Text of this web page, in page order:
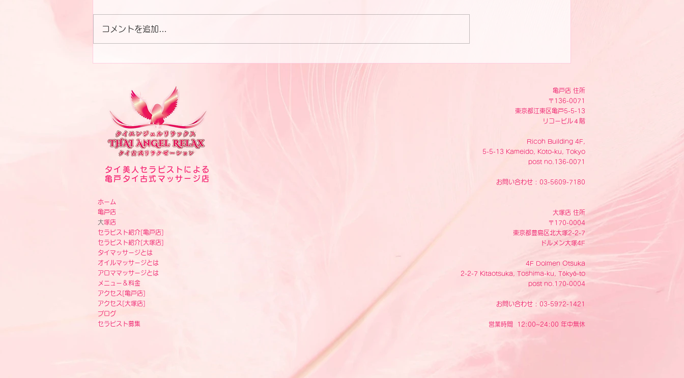
Staff team Thaiangel
コメントを追加…
タイ美人セラピストによる
亀戸タイ古式マッサージ店
ホーム
亀戸店
​大塚店
セラピスト紹介[ 亀戸店]
セラピスト紹介[ 大塚店]
タイマッサージとは
オイルマッサージとは
アロママッサージとは
メニュー＆料金
アクセス 亀戸店]
アクセス 大塚店]
ブログ
セラピスト募集
亀戸店 住所
〒136-0071
東京都江東区亀戸5-5-13
リコービル４階
Ricoh Building 4F,
5-5-13 Kameido, Koto-ku, Tokyo
post no.136-0071
お問い合わせ : 03-5609-7180
大塚店 住所
〒170-0004
東京都豊島区北大塚2-2-7
ドルメン大塚4F
4F Dolmen Otsuka
2-2-7 Kitaotsuka, Toshima-ku, Tōkyō-to
post no.170-0004
お問い合わせ : 03-5972-1421
営業時間 12:00~24:00 年中無休